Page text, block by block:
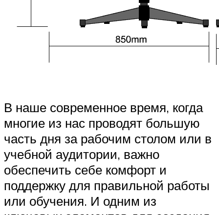
В наше современное время, когда
многие из нас проводят большую
часть дня за рабочим столом или в
учебной аудитории, важно
обеспечить себе комфорт и
поддержку для правильной работы
или обучения. И одним из